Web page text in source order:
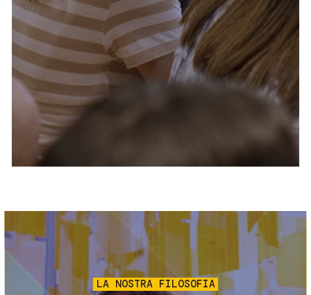
Servizi e accessibilità
Contatti
FAQ
Biglietti
Immagine
LA NOSTRA FILOSOFIA